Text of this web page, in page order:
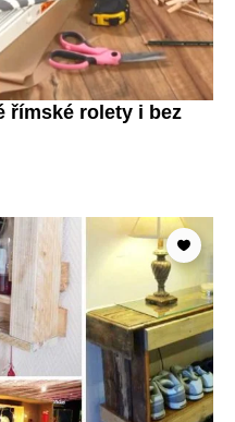
římské rolety i bez